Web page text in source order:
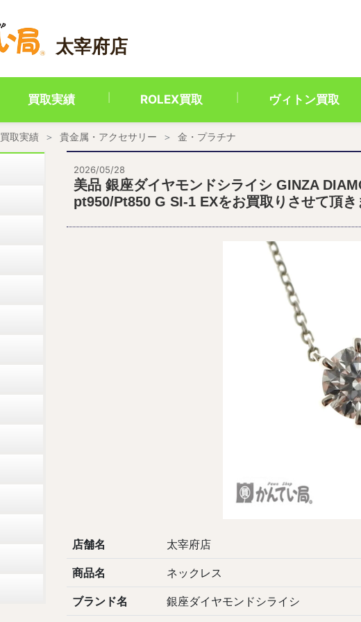
太宰府店
買取実績 ROLEX買取 ヴィトン買取
買取実績 貴金属・アクセサリー 金・プラチナ
2026/05/28
美品 銀座ダイヤモンドシライシ GINZA
pt950/Pt850 G SI-1 EXをお買取りさせて頂き
店舗名 太宰府店
商品名 ネックレス
ブランド名 銀座ダイヤモンドシライシ